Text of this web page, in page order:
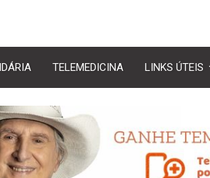
TELEMEDICINA LINKS ÚTEIS